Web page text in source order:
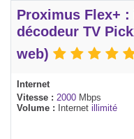
Proximus Flex+
décodeur TV
web)
Internet
Vitesse : 2000 Mbps
Volume :
Internet illimité